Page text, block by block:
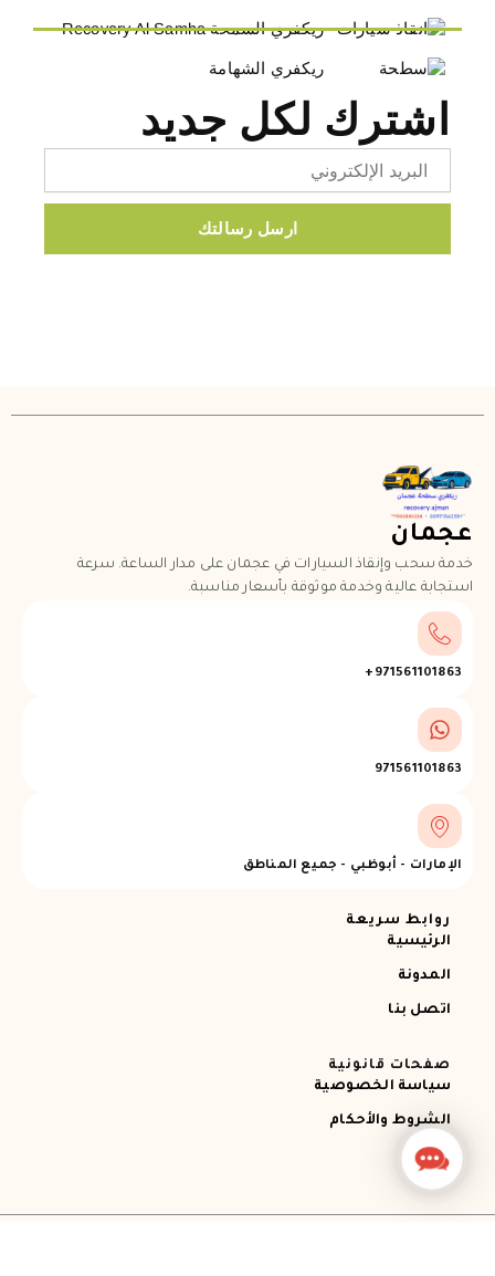
ريكفري السمحة Recovery Al Samha
ريكفري الشهامة
اشترك لكل جديد
ارسل رسالتك
عجمان
خدمة سحب وإنقاذ السيارات في عجمان على مدار الساعة. سرعة
استجابة عالية وخدمة موثوقة بأسعار مناسبة.
971561101863+
971561101863
الإمارات - أبوظبي - جميع المناطق
روابط سريعة
الرئيسية
المدونة
اتصل بنا
صفحات قانونية
سياسة الخصوصية
الشروط والأحكام
Contact
Us